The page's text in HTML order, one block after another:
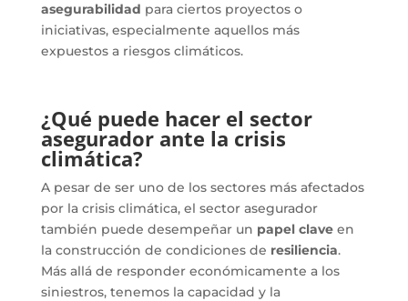
asegurabilidad para ciertos proyectos o
iniciativas, especialmente aquellos más
expuestos a riesgos climáticos.
¿Qué puede hacer el sector
asegurador ante la crisis
climática?
A pesar de ser uno de los sectores más afectados
por la crisis climática, el sector asegurador
también puede desempeñar un papel claveen
la construcción de condiciones de resiliencia.
Más allá de responder económicamente a los
siniestros, tenemos la capacidad y la